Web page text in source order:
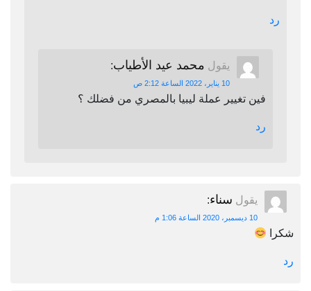
رد
يقول محمد عيد الأطياب:
10 يناير، 2022 الساعة 2:12 ص
فين تغيير عملة ليبيا بالمصري من فضلك ؟
رد
يقول سناء:
10 ديسمبر، 2020 الساعة 1:06 م
شكرا
رد